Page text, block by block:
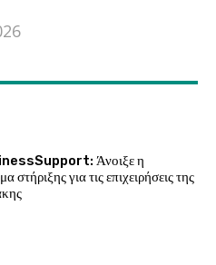
Άνοιξε η
στήριξης για τις επιχειρήσεις της